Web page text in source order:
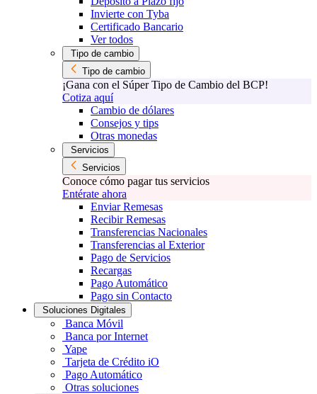
Invierte con Tyba
Certificado Bancario
Ver todos
Tipo de cambio
Tipo de cambio
¡Gana con el Súper Tipo de Cambio del BCP!
Cotiza aquí
Cambio de dólares
Consejos y tips
Otras monedas
Servicios
Servicios
Conoce cómo pagar tus servicios
Entérate ahora
Enviar Remesas
Recibir Remesas
Transferencias Nacionales
Transferencias al Exterior
Pago de Servicios
Recargas
Pago Automático
Pago sin Contacto
Soluciones Digitales
Banca Móvil
Banca por Internet
Yape
Tarjeta de Crédito iO
Pago Automático
Otras soluciones